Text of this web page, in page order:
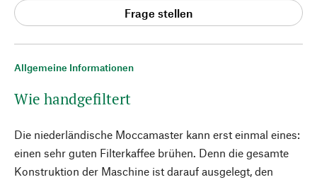
Allgemeine Informationen
Wie handgefiltert
Die niederländische Moccamaster kann erst einmal eines:
einen sehr guten Filterkaffee brühen. Denn die gesamte
Konstruktion der Maschine ist darauf ausgelegt, den
Frage stellen